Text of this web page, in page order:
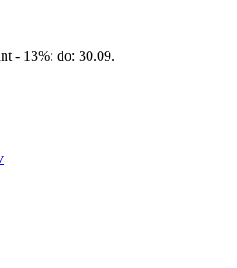
- 13%: do: 30.09.